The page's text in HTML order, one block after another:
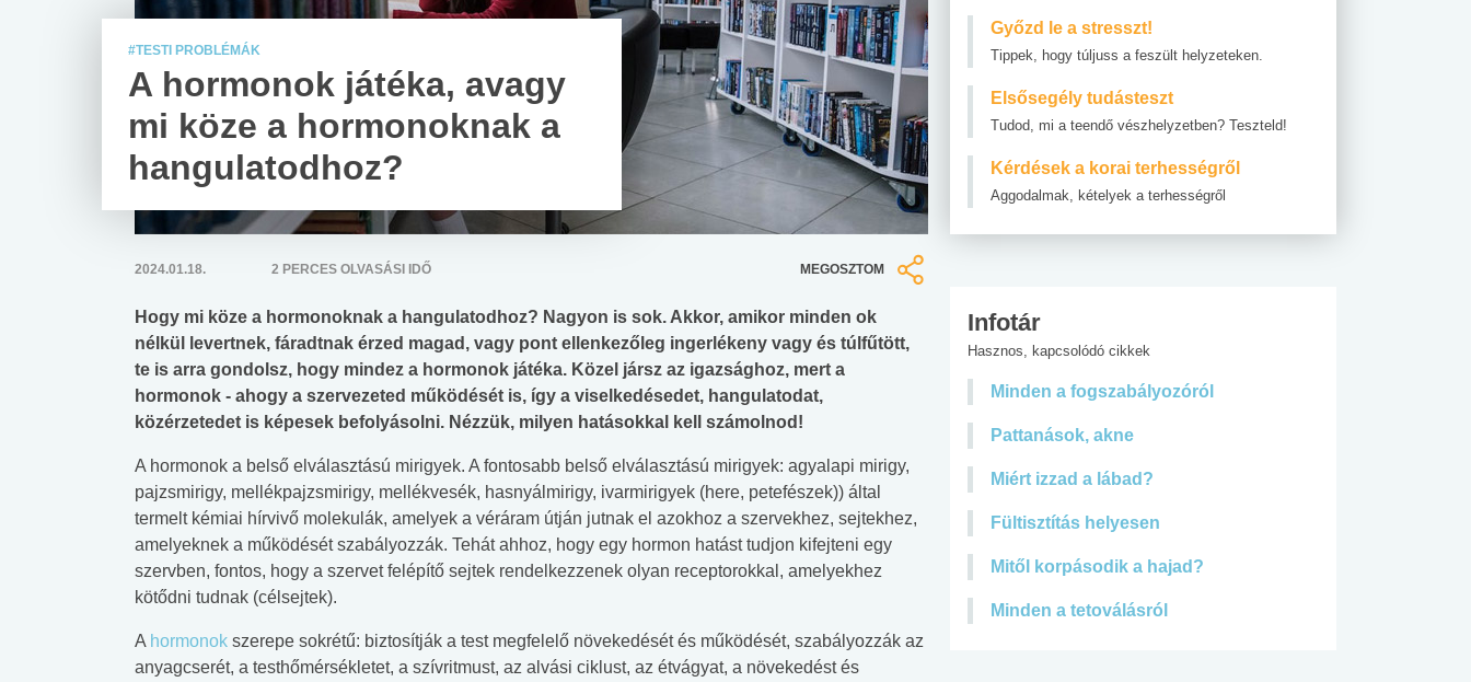
#TESTI PROBLÉMÁK
A hormonok játéka, avagy
mi köze a hormonoknak a
hangulatodhoz?
2024.01.18. 2 PERCES OLVASÁSI IDŐ MEGOSZTOM
Hogy mi köze a hormonoknak a hangulatodhoz? Nagyon is sok. Akkor, amikor minden ok
nélkül levertnek, fáradtnak érzed magad, vagy pont ellenkezőleg ingerlékeny vagy és túlfűtött,
te is arra gondolsz, hogy mindez a hormonok játéka. Közel jársz az igazsághoz, mert a
hormonok - ahogy a szervezeted működését is, így a viselkedésedet, hangulatodat,
közérzetedet is képesek befolyásolni. Nézzük, milyen hatásokkal kell számolnod!
A hormonok a belső elválasztású mirigyek. A fontosabb belső elválasztású mirigyek: agyalapi mirigy,
pajzsmirigy, mellékpajzsmirigy, mellékvesék, hasnyálmirigy, ivarmirigyek (here, petefészek)) által
termelt kémiai hírvivő molekulák, amelyek a véráram útján jutnak el azokhoz a szervekhez, sejtekhez,
amelyeknek a működését szabályozzák. Tehát ahhoz, hogy egy hormon hatást tudjon kifejteni egy
szervben, fontos, hogy a szervet felépítő sejtek rendelkezzenek olyan receptorokkal, amelyekhez
kötődni tudnak (célsejtek).
A hormonok szerepe sokrétű: biztosítják a test megfelelő növekedését és működését, szabályozzák az
anyagcserét, a testhőmérsékletet, a szívritmust, az alvási ciklust, az étvágyat, a növekedést és
Győzd le a stresszt!
Tippek, hogy túljuss a feszült helyzeteken.
Elsősegély tudásteszt
Tudod, mi a teendő vészhelyzetben? Teszteld!
Kérdések a korai terhességről
Aggodalmak, kételyek a terhességről
Infotár
Hasznos, kapcsolódó cikkek
Minden a fogszabályozóról
Pattanások, akne
Miért izzad a lábad?
Fültisztítás helyesen
Mitől korpásodik a hajad?
Minden a tetoválásról